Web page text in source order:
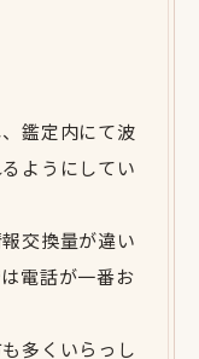
鑑定内にて波
ようにしてい
交換量が違い
電話が一番お
多くいらっし